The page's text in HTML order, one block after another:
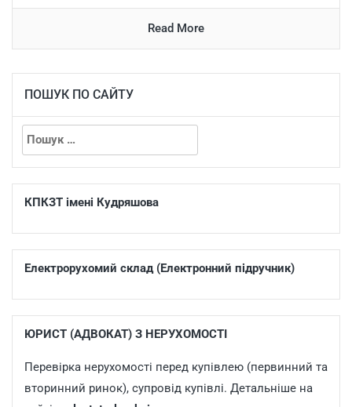
Read More
ПОШУК ПО САЙТУ
КПКЗТ імені Кудряшова
Електрорухомий склад (Електронний підручник)
ЮРИСТ (АДВОКАТ) З НЕРУХОМОСТІ
Перевірка нерухомості перед купівлею (первинний та
вторинний ринок), супровід купівлі. Детальніше на